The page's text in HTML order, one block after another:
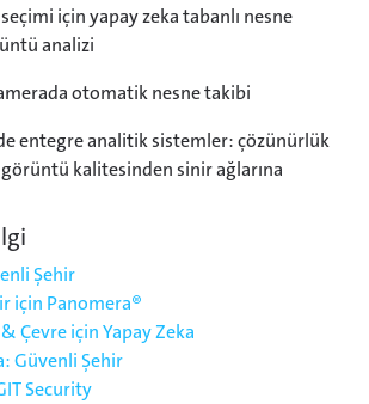
için yapay zeka tabanlı nesne
analizi
otomatik nesne takibi
entegre analitik sistemler: çözünürlük
kalitesinden sinir ağlarına
Şehir
için Panomera®
Çevre için Yapay Zeka
Güvenli Şehir
Security